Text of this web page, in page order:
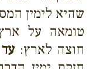
שהיא לימין
טומאה על
חוצה לארץ: